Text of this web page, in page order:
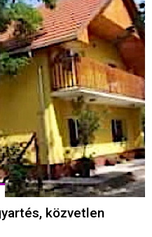
közvetlen